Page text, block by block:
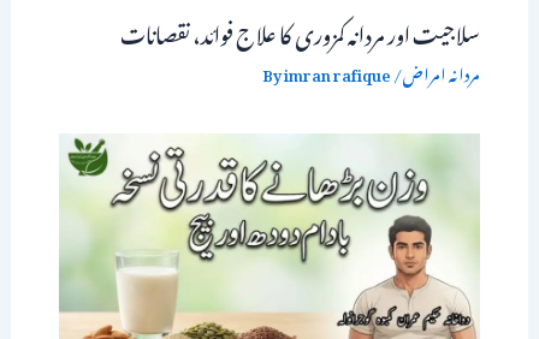
سلاجیت اور مردانہ کمزوری کا علاج فوائد، نقصانات
مردانہ امراض/ By
imran rafique